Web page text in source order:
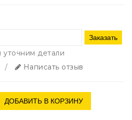
Заказать
детали
/ Написать отзыв
ДОБАВИТЬ В КОРЗИНУ